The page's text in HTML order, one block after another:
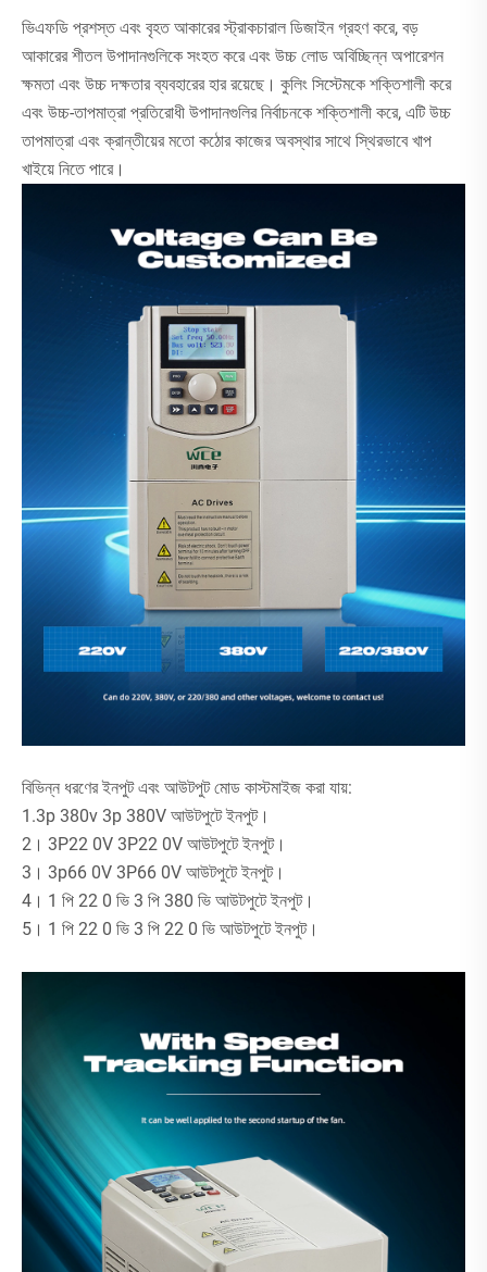
ভিএফডি প্রশস্ত এবং বৃহত আকারের স্ট্রাকচারাল ডিজাইন গ্রহণ করে, বড়
আকারের শীতল উপাদানগুলিকে সংহত করে এবং উচ্চ লোড অবিচ্ছিন্ন অপারেশন
ক্ষমতা এবং উচ্চ দক্ষতার ব্যবহারের হার রয়েছে। কুলিং সিস্টেমকে শক্তিশালী করে
এবং উচ্চ-তাপমাত্রা প্রতিরোধী উপাদানগুলির নির্বাচনকে শক্তিশালী করে, এটি উচ্চ
তাপমাত্রা এবং ক্রান্তীয়ের মতো কঠোর কাজের অবস্থার সাথে স্থিরভাবে খাপ
খাইয়ে নিতে পারে।
বিভিন্ন ধরণের ইনপুট এবং আউটপুট মোড কাস্টমাইজ করা যায়:
1.3p 380v 3p 380V আউটপুটে ইনপুট।
2। 3P22 0V 3P22 0V আউটপুটে ইনপুট।
3। 3p66 0V 3P66 0V আউটপুটে ইনপুট।
4। 1 পি 22 0 ভি 3 পি 380 ভি আউটপুটে ইনপুট।
5। 1 পি 22 0 ভি 3 পি 22 0 ভি আউটপুটে ইনপুট।